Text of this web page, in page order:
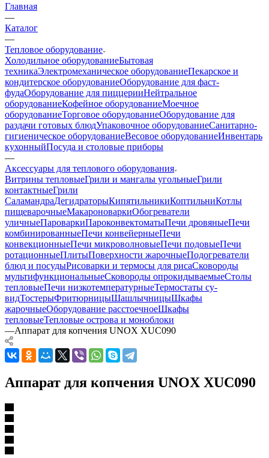
Главная
—
Каталог
—
Тепловое оборудование
Холодильное оборудованиеБытовая
техникаЭлектромеханическое оборудованиеПекарское и
кондитерское оборудованиеОборудование для фаст-
фудаОборудование для пиццерииНейтральное
оборудованиеКофейное оборудованиеМоечное
оборудованиеТорговое оборудованиеОборудование для
раздачи готовых блюдУпаковочное оборудованиеСанитарно-
гигиеническое оборудованиеВесовое оборудованиеИнвентарь
кухонныйПосуда и столовые приборы
—
Аксессуары для теплового оборудования
Витрины тепловыеГрили и мангалы угольныеГрили
контактныеГрили
СаламандраДегидраторыКипятильникиКоптильниКотлы
пищеварочныеМакароноваркиОбогреватели
уличныеПароваркиПароконвектоматыПечи дровяныеПечи
комбинированныеПечи конвейерныеПечи
конвекционныеПечи микроволновыеПечи подовыеПечи
ротационныеПлитыПоверхности жарочныеПодогреватели
блюд и посудыРисоварки и термосы для рисаСковороды
мультифункциональныеСковороды опрокидываемыеСтолы
тепловыеПечи низкотемпературныеТермостаты су-
видТостерыФритюрницыШашлычницыШкафы
жарочныеОборудование расстоечноеШкафы
тепловыеТепловые острова и моноблоки
—Аппарат для копчения UNOX XUC090
Аппарат для копчения UNOX XUC090